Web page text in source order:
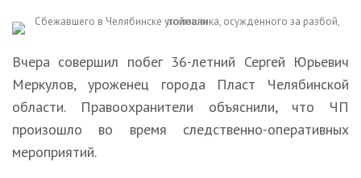
Вчера совершил побег 36-летний Сергей Юрьевич
Меркулов, уроженец города Пласт Челябинской
области. Правоохранители объяснили, что ЧП
произошло во время следственно-оперативных
мероприятий.